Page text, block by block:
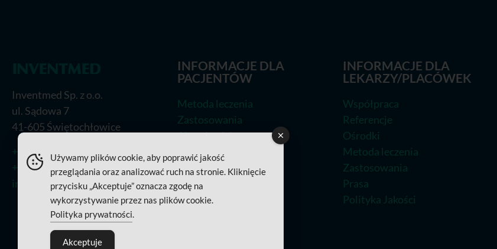
Inventmed Sp. z o.o.
ul. Sądowa 7
41-605 Świętochłowice
+48 (32) 770 95 95
+48 (32) 770 95 85
info@inventmed.pl
INFORMACJE DLA
PACJENTÓW
Metoda leczenia
Zastosowania
Aktualności
Prasa
Polityka cookies
INFORMACJE DLA
LEKARZY/PLACÓWEK
Współpraca
Referencje
Ośrodki
Metoda leczenia
Zastosowania
Prasa
Polityka Jakości
Używamy plików cookie, aby poprawić jakość
przeglądania oraz analizować ruch na stronie. Kliknięcie
przycisku „Akceptuje” oznacza zgodę na
wykorzystywanie przez nas plików cookie.
Polityka prywatności.
Akceptuje